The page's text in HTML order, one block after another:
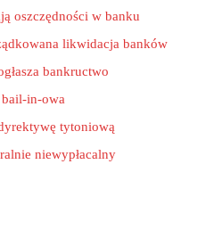
oszczędności w banku
likwidacja banków
bankructwo
in-owa
tytoniową
niewypłacalny